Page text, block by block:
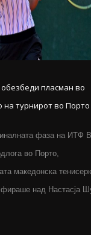
пласман во
на турнирот во Порто
фаза на ИТФ
во Порто,
македонска
над Настасја